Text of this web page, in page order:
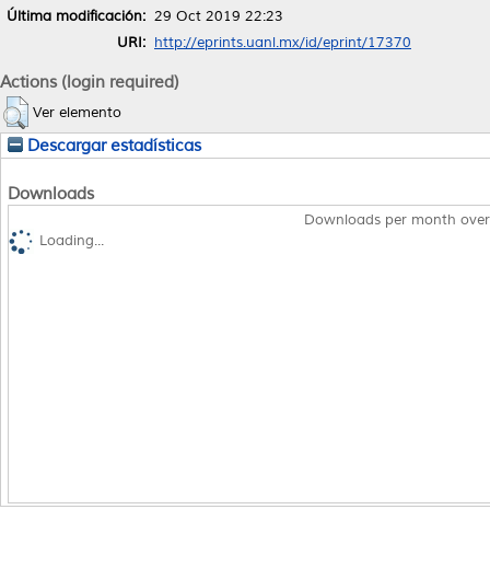
Última modificación: 29 Oct 2019 22:23
URI: http://eprints.uanl.mx/id/eprint/17370
Actions (login required)
Ver elemento
Descargar estadísticas
Downloads
Downloads per month
Loading...